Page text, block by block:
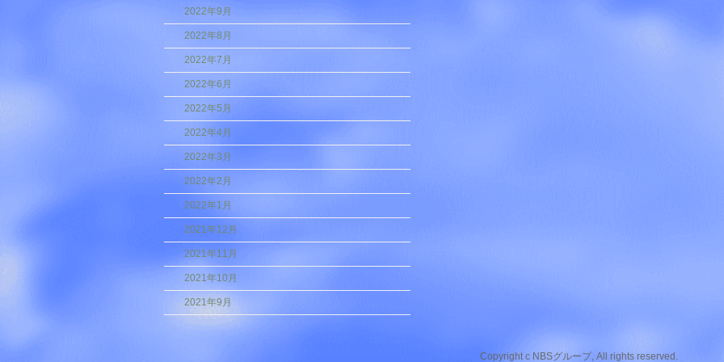
2022年9月
2022年8月
2022年7月
2022年6月
2022年5月
2022年4月
2022年3月
2022年2月
2022年1月
2021年12月
2021年11月
2021年10月
2021年9月
Copyright c NBSグループ, All rights reserved.